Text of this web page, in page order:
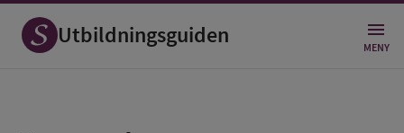
Utbildningsguiden MENY